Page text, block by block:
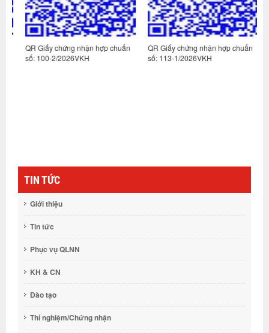
QR Giấy chứng nhận hợp chuẩn
số: 100-2/2026VKH
QR Giấy chứng nhận hợp chuẩn
số: 113-1/2026VKH
TIN TỨC
Giới thiệu
Tin tức
Phục vụ QLNN
KH & CN
Đào tạo
Thí nghiệm/Chứng nhận